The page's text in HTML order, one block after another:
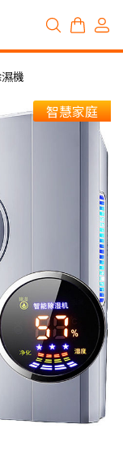
機
智慧家庭